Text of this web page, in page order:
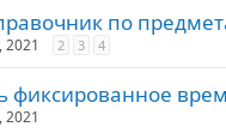
по
2021 2 3 4
фиксированное
2021